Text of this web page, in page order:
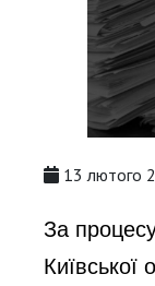
13 лютого
За
Київської